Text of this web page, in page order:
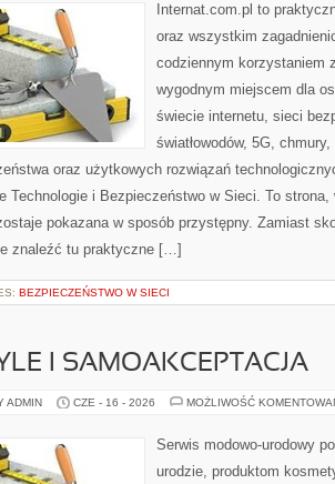
Internat.com.pl to
oraz wszystkim
codziennym korzystaniem
wygodnym miejscem dla
świecie internetu, sieci
światłowodów, 5G,
oraz użytkowych rozwiązań
Technologie i Bezpieczeństwo w Sieci. To
pokazana w sposób przystępny. Zamiast
znaleźć tu praktyczne […]
BEZPIECZEŃSTWO W SIECI
I SAMOAKCEPTACJA
ADMIN CZE - 16 - 2026 MOŻLIWOŚĆ
Serwis modowo-urodowy
urodzie, produktom